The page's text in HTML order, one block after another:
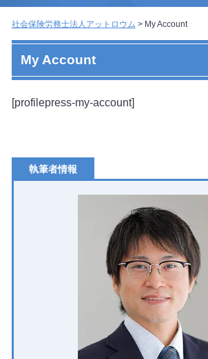
社会保険労務士法人アットロウム > My Account
My Account
[profilepress-my-account]
執筆者情報